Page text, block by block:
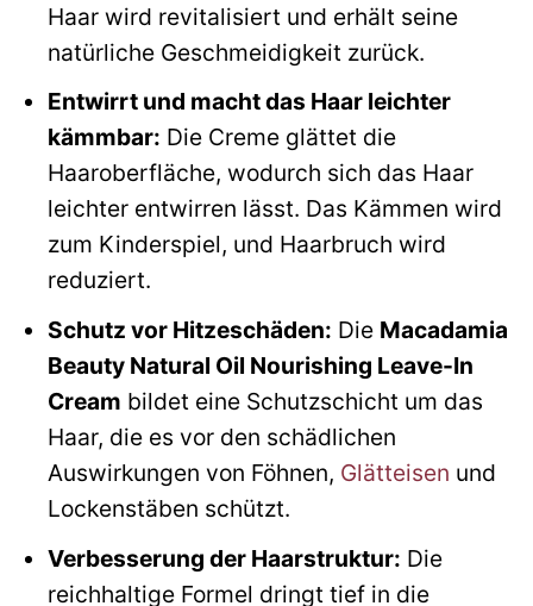
Haar wird revitalisiert und erhält seine
natürliche Geschmeidigkeit zurück.
Entwirrt und macht das Haar leichter
kämmbar: Die Creme glättet die
Haaroberfläche, wodurch sich das Haar
leichter entwirren lässt. Das Kämmen wird
zum Kinderspiel, und Haarbruch wird
reduziert.
Schutz vor Hitzeschäden: Die Macadamia
Beauty Natural Oil Nourishing Leave-In
Cream bildet eine Schutzschicht um das
Haar, die es vor den schädlichen
Auswirkungen von Föhnen, Glätteisen und
Lockenstäben schützt.
Verbesserung der Haarstruktur: Die
reichhaltige Formel dringt tief in die